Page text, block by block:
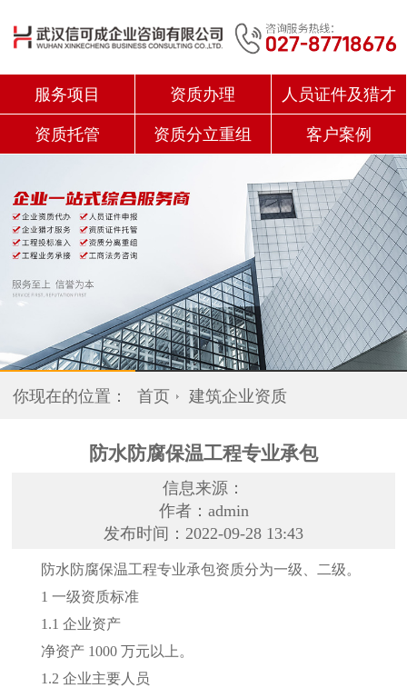
服务项目 资质办理 人员证件及猎才
资质托管 资质分立重组 客户案例
你现在的位置： 首页 建筑企业资质
防水防腐保温工程专业承包
信息来源：
作者：admin
发布时间：2022-09-28 13:43
防水防腐保温工程专业承包资质分为一级、二级。
1 一级资质标准
1.1 企业资产
净资产 1000 万元以上。
1.2 企业主要人员